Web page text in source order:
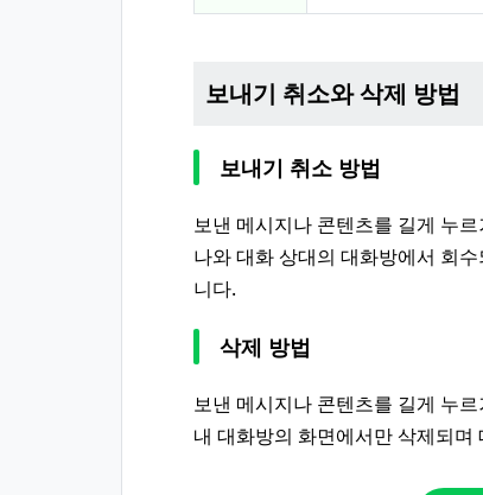
보내기 취소와 삭제 방법
보내기 취소 방법
보낸 메시지나 콘텐츠를 길게 누
나와 대화 상대의 대화방에서 회수
니다.
삭제 방법
보낸 메시지나 콘텐츠를 길게 누
내 대화방의 화면에서만 삭제되